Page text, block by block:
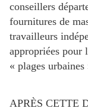
conseillers
fournitures de
travailleurs
appropriées pour
« plages
APRÈS CETTE